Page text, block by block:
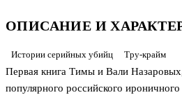
ОПИСАНИЕ И
Истории серийных убийц Тру-крайм
Первая книга Тимы и Вали
популярного российского